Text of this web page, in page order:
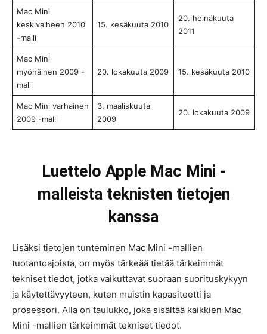
Mac Mini
keskivaiheen 2010
-malli
15. kesäkuuta 2010
20. heinäkuuta
2011
Mac Mini
myöhäinen 2009 -
malli
20. lokakuuta 2009 15. kesäkuuta 2010
Mac Mini varhainen
2009 -malli
3. maaliskuuta
2009
20. lokakuuta 2009
Luettelo Apple Mac Mini -
malleista teknisten tietojen
kanssa
Lisäksi tietojen tunteminen Mac Mini -mallien
tuotantoajoista, on myös tärkeää tietää tärkeimmät
tekniset tiedot, jotka vaikuttavat suoraan suorituskykyyn
ja käytettävyyteen, kuten muistin kapasiteetti ja
prosessori. Alla on taulukko, joka sisältää kaikkien Mac
Mini -mallien tärkeimmät tekniset tiedot.